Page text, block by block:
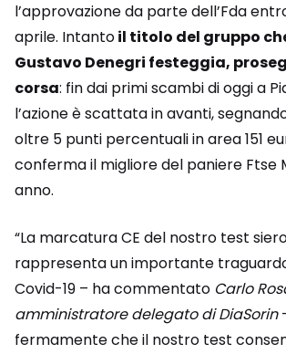
l’approvazione da parte dell’Fda
aprile. Intantoil titolo del gruppo
Gustavo Denegri festeggia,
corsa: fin dai primi scambi di oggi a
l’azione è scattata in avanti,
oltre 5 punti percentuali in area 151
conferma il migliore del paniere Ftse
anno.
“La marcatura CE del nostro test
rappresenta un importante
Covid-19 – ha commentato Carlo
amministratore delegato di DiaSorin
fermamente che il nostro test